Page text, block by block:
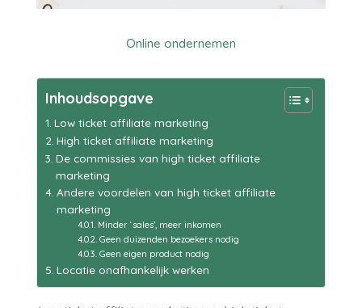
Online ondernemen
Inhoudsopgave
Low ticket affiliate marketing
High ticket affiliate marketing
De commissies van high ticket affiliate
marketing
Andere voordelen van high ticket affiliate
marketing
Minder ‘sales’, meer inkomen
Geen duizenden bezoekers nodig
Geen eigen product nodig
Locatie onafhankelijk werken